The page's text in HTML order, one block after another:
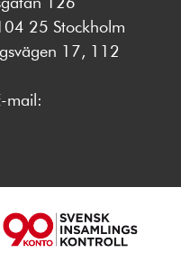
25 Stockholm
17, 112
mail: